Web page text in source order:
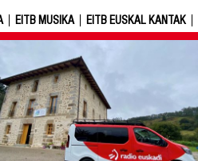
EITB MUSIKA EITB EUSKAL KANTAK